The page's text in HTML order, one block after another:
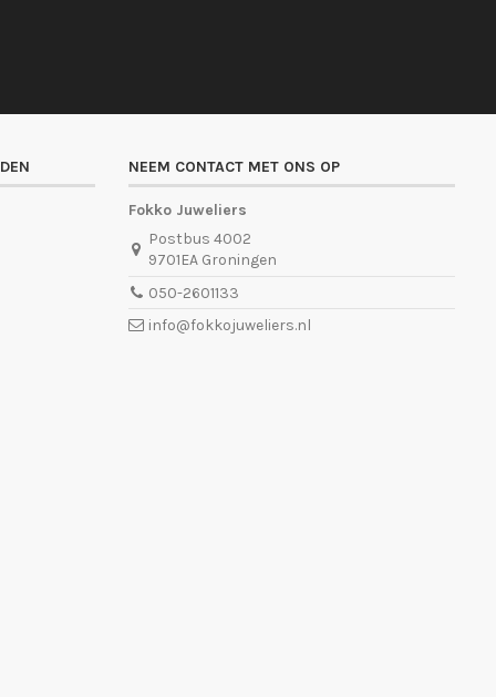
NEEM CONTACT MET ONS OP
Fokko Juweliers
Postbus 4002
9701EA Groningen
050-2601133
info@fokkojuweliers.nl